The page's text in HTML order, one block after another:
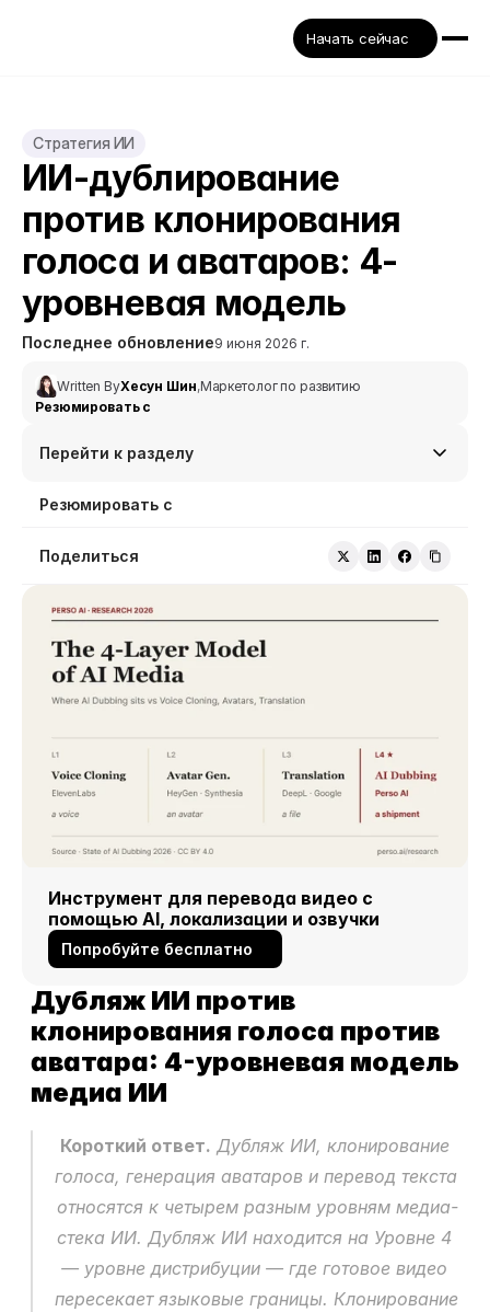
Начать сейчас
Стратегия ИИ
ИИ-дублирование
против клонирования
голоса и аватаров: 4-
уровневая модель
Последнее обновление9 июня 2026 г.
Written ByХесун Шин,Маркетолог по развитию
Резюмировать с
Перейти к разделу
Резюмировать с
Поделиться
Инструмент для перевода видео с
помощью AI, локализации и озвучки
Попробуйте бесплатно
Дубляж ИИ против
клонирования голоса против
аватара: 4-уровневая модель
медиа ИИ
Короткий ответ. Дубляж ИИ, клонирование
голоса, генерация аватаров и перевод текста
относятся к четырем разным уровням медиа-
стека ИИ. Дубляж ИИ находится на Уровне 4
— уровне дистрибуции — где готовое видео
пересекает языковые границы. Клонирование